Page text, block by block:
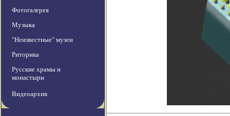
Фотогалерея
Музыка
"Неизвестные" музеи
Риторика
Русские храмы и
монастыри
Видеоархив